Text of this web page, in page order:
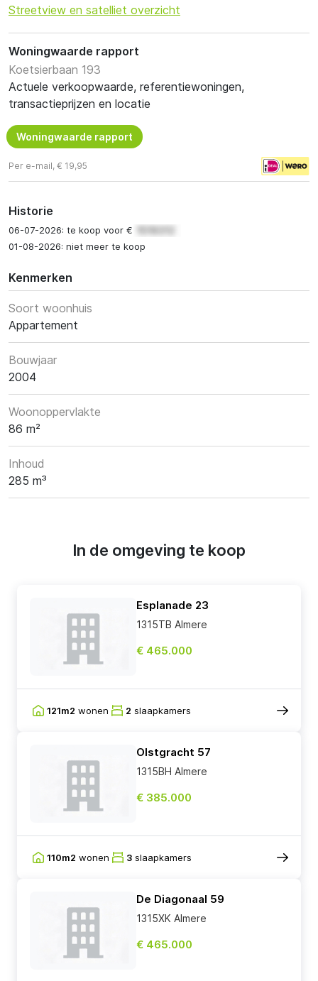
Streetview en satelliet overzicht
Woningwaarde rapport
Koetsierbaan 193
Actuele verkoopwaarde, referentiewoningen,
transactieprijzen en locatie
Woningwaarde rapport
Per e-mail, € 19,95
Historie
06-07-2026: te koop voor €
01-08-2026: niet meer te koop
Kenmerken
Soort woonhuis
Appartement
Bouwjaar
2004
Woonoppervlakte
86 m²
Inhoud
285 m³
In de omgeving te koop
Esplanade 23
1315TB Almere
€ 465.000
121m2 wonen 2 slaapkamers
Olstgracht 57
1315BH Almere
€ 385.000
110m2 wonen 3 slaapkamers
De Diagonaal 59
1315XK Almere
€ 465.000